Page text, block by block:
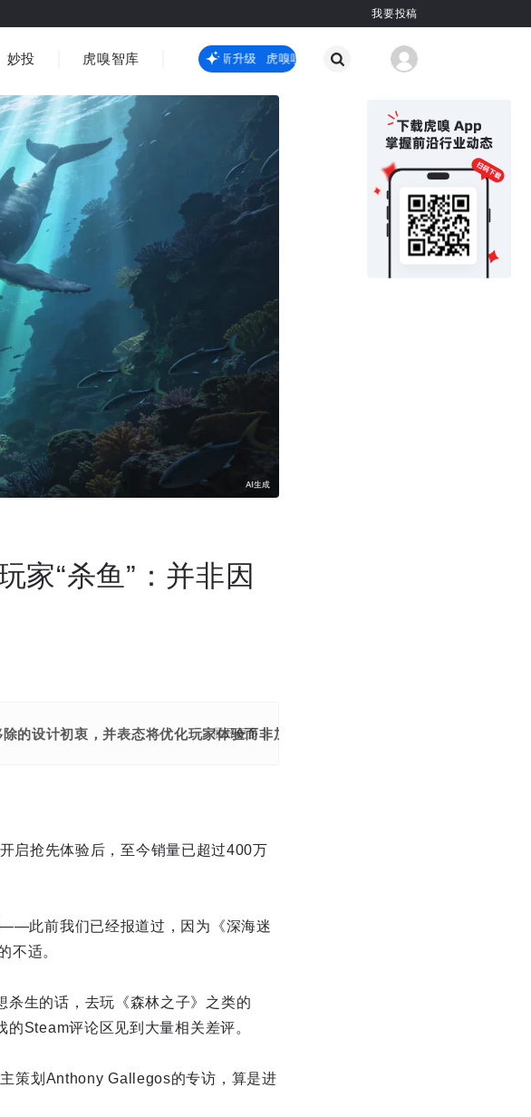
我要投稿
出海
国际热点
观点
妙投 虎嗅智库虎嗅嗅全新升级 虎嗅嗅全新升级
家“杀鱼”：并非因
的设计初衷，并表态将优化玩家体验而非加入杀鱼机制。
展开更多
启抢先体验后，至今销量已超过400万
——此前我们已经报道过，因为《深海迷
不适。
杀生的话，去玩《森林之子》之类的
Steam评论区见到大量相关差评。
策划Anthony Gallegos的专访，算是进